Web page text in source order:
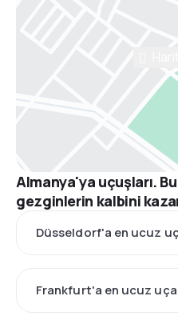
Almanya'ya uçuşları.
gezginlerin kalbini
Düsseldorf'a en ucuz
Frankfurt'a en ucuz